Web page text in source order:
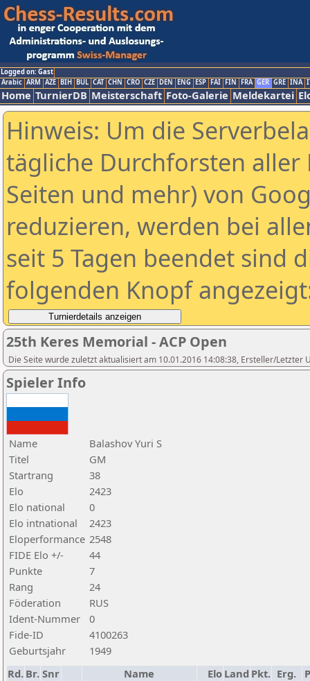
Logged on: Gast
Arabic ARM AZE BIH BUL CAT CHN CRO CZE DEN ENG ESP FAI FIN FRA GER GRE INA
Home TurnierDB Meisterschaft Foto-Galerie Meldekartei
Hinweis: Um die
tägliche Durchforsten aller
Seiten und mehr) von
reduzieren, werden bei
seit 5 Tagen beendet sind
folgenden Knopf
25th Keres Memorial - ACP Open
Die Seite wurde zuletzt aktualisiert am 10.01.2016 14:08:38, Ersteller/Letzter
Spieler Info
Name
Balashov Yuri S
Titel
GM
Startrang
38
Elo
2423
Elo national
0
Elo intnational
2423
Eloperformance 2548
FIDE Elo +/-
44
Punkte
7
Rang
24
Föderation
RUS
Ident-Nummer
0
Fide-ID
4100263
Geburtsjahr
1949
Rd. Br. Snr Name Elo Land Pkt. Erg.